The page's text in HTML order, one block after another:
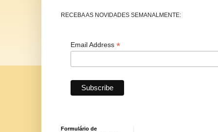
RECEBA AS NOVIDADES SEMANALMENTE:
Email Address *
Formulário de